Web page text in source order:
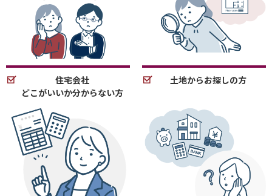
住宅会社
どこがいいか分からない方
土地からお探しの方